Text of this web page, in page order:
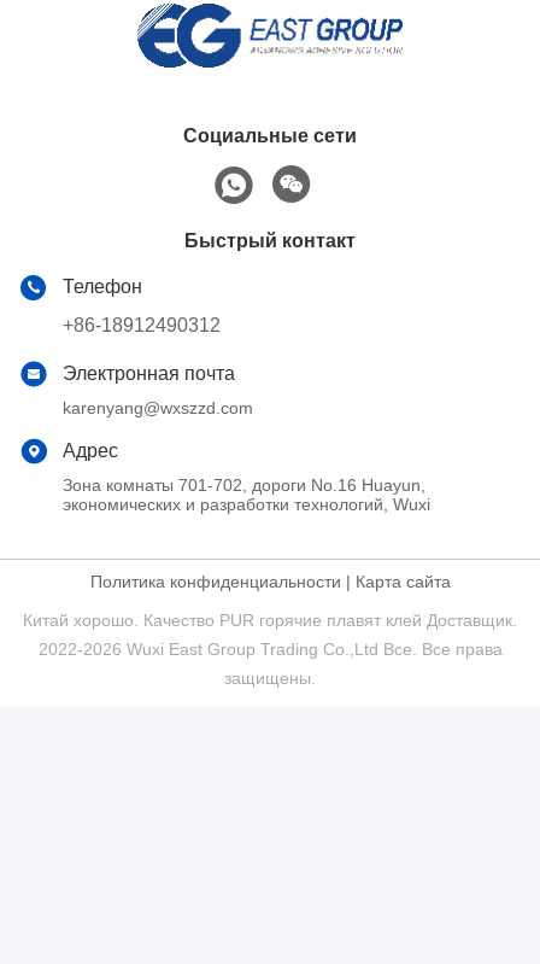
Социальные сети
Быстрый контакт
Телефон
+86-18912490312
Электронная почта
karenyang@wxszzd.com
Адрес
Зона комнаты 701-702, дороги No.16 Huayun,
экономических и разработки технологий, Wuxi
Политика конфиденциальности | Карта сайта
Китай хорошо. Качество PUR горячие плавят клей Доставщик.
2022-2026 Wuxi East Group Trading Co.,Ltd Все. Все права
защищены.